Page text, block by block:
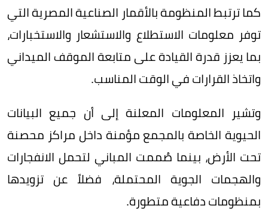
كما ترتبط المنظومة بالأقمار الصناعية المصرية التي
توفر معلومات الاستطلاع والاستشعار والاستخبارات،
بما يعزز قدرة القيادة على متابعة الموقف الميداني
واتخاذ القرارات في الوقت المناسب.
وتشير المعلومات المعلنة إلى أن جميع البيانات
الحيوية الخاصة بالمجمع مؤمنة داخل مراكز محصنة
تحت الأرض، بينما صُممت المباني لتحمل الانفجارات
والهجمات الجوية المحتملة، فضلاً عن تزويدها
بمنظومات دفاعية متطورة.